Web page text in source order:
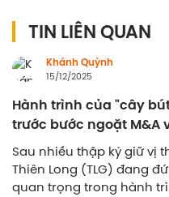
TIN LIÊN QUAN
Khánh Quỳnh
15/12/2025
Hành trình của "cây
trước bước ngoặt M&A
Sau nhiều thập kỷ giữ vị
Thiên Long (TLG) đang
quan trọng trong hành